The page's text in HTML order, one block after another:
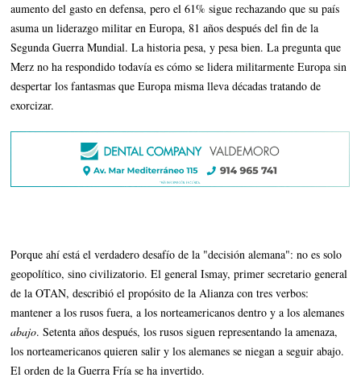
aumento del gasto en defensa, pero el 61% sigue rechazando que su país
asuma un liderazgo militar en Europa, 81 años después del fin de la
Segunda Guerra Mundial. La historia pesa, y pesa bien. La pregunta que
Merz no ha respondido todavía es cómo se lidera militarmente Europa sin
despertar los fantasmas que Europa misma lleva décadas tratando de
exorcizar.
Porque ahí está el verdadero desafío de la "decisión alemana": no es solo
geopolítico, sino civilizatorio. El general Ismay, primer secretario general
de la OTAN, describió el propósito de la Alianza con tres verbos:
mantener a los rusos fuera, a los norteamericanos dentro y a los alemanes
abajo. Setenta años después, los rusos siguen representando la amenaza,
los norteamericanos quieren salir y los alemanes se niegan a seguir abajo.
El orden de la Guerra Fría se ha invertido.